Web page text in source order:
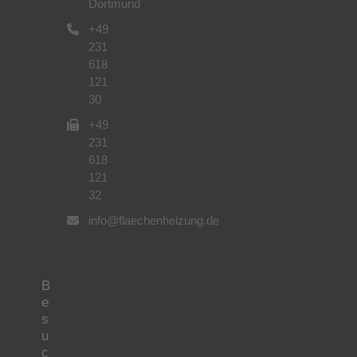
Dortmund
+49
231
618
121
30
+49
231
618
121
32
info@flaechenheizung.de
B
e
s
u
c